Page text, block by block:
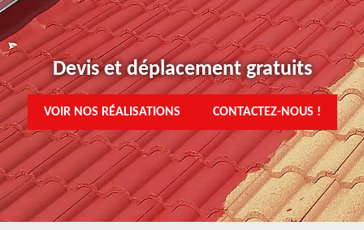
Devis et déplacement gratuits
VOIR NOS RÉALISATIONS CONTACTEZ-NOUS !